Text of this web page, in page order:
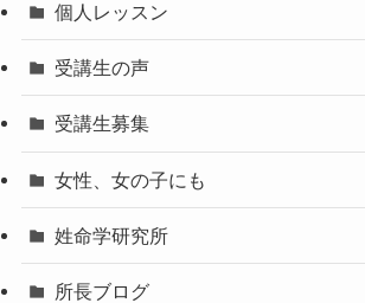
個人レッスン
受講生の声
受講生募集
女性、女の子にも
姓命学研究所
所長ブログ